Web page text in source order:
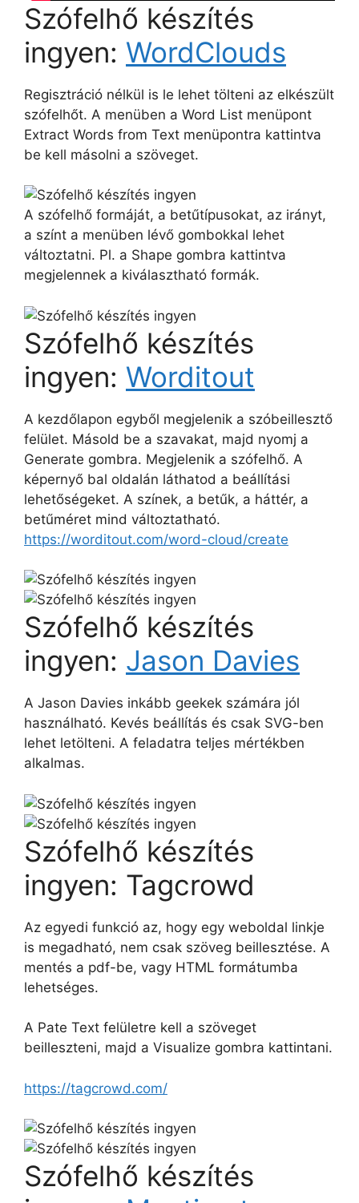
Szófelhő készítés
ingyen: WordClouds
Regisztráció nélkül is le lehet tölteni az elkészült
szófelhőt. A menüben a Word List menüpont
Extract Words from Text menüpontra kattintva
be kell másolni a szöveget.
A szófelhő formáját, a betűtípusokat, az irányt,
a színt a menüben lévő gombokkal lehet
változtatni. Pl. a Shape gombra kattintva
megjelennek a kiválasztható formák.
Szófelhő készítés
ingyen: Worditout
A kezdőlapon egyből megjelenik a szóbeillesztő
felület. Másold be a szavakat, majd nyomj a
Generate gombra. Megjelenik a szófelhő. A
képernyő bal oldalán láthatod a beállítási
lehetőségeket. A színek, a betűk, a háttér, a
betűméret mind változtatható.
https://worditout.com/word-cloud/create
Szófelhő készítés
ingyen: Jason Davies
A Jason Davies inkább geekek számára jól
használható. Kevés beállítás és csak SVG-ben
lehet letölteni. A feladatra teljes mértékben
alkalmas.
Szófelhő készítés
ingyen: Tagcrowd
Az egyedi funkció az, hogy egy weboldal linkje
is megadható, nem csak szöveg beillesztése. A
mentés a pdf-be, vagy HTML formátumba
lehetséges.
A Pate Text felületre kell a szöveget
beilleszteni, majd a Visualize gombra kattintani.
https://tagcrowd.com/
Szófelhő készítés